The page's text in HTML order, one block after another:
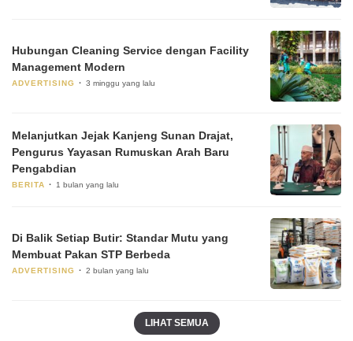
Hubungan Cleaning Service dengan Facility
Management Modern
ADVERTISING 3 minggu yang lalu
Melanjutkan Jejak Kanjeng Sunan Drajat,
Pengurus Yayasan Rumuskan Arah Baru
Pengabdian
BERITA 1 bulan yang lalu
Di Balik Setiap Butir: Standar Mutu yang
Membuat Pakan STP Berbeda
ADVERTISING 2 bulan yang lalu
LIHAT SEMUA